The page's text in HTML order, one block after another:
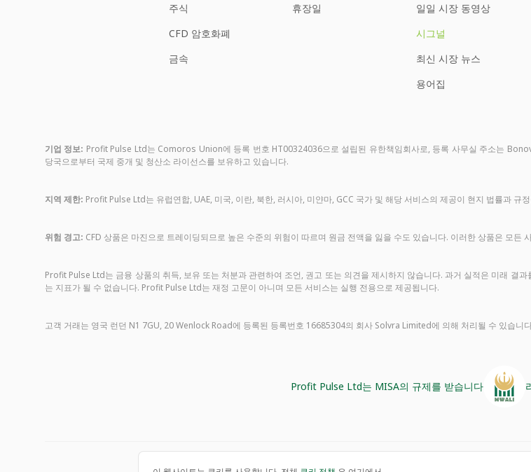
주식
CFD 암호화폐
금속
휴장일
일일 시장 동영상
시그널
최신 시장 뉴스
용어집
기업 정보: Profit Pulse Ltd는 Comoros Union에 등록 번호 HT00324036으로 설립된 유한책임회사로, 등록 사무실 주소는
당국으로부터 국제 중개 및 청산소 라이선스를 보유하고 있습니다.
지역 제한: Profit Pulse Ltd는 유럽연합, UAE, 미국, 이란, 북한, 러시아, 미얀마, GCC 국가 및 해당 서비스의 제공이 현지 법률과 규
위험 경고: CFD 상품은 마진으로 트레이딩되므로 높은 수준의 위험이 따르며 원금 전액을 잃을 수도 있습니다. 이러한 상품은 모든
Profit Pulse Ltd는 금융 상품의 취득, 보유 또는 처분과 관련하여 조언, 권고 또는 의견을 제시하지 않습니다. 과거 실적은 미래 결
는 지표가 될 수 없습니다. Profit Pulse Ltd는 재정 고문이 아니며 모든 서비스는 실행 전용으로 제공됩니다.
고객 거래는 영국 런던 N1 7GU, 20 Wenlock Road에 등록된 등록번호 16685304의 회사 Solvra Limited에 의해 처리될 수 있습니
Profit Pulse Ltd는 MISA의 규제를 받습니다